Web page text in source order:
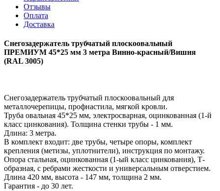
Отзывы
Оплата
Доставка
Снегозадержатель трубчатый плоскоовальный
ПРЕМИУМ 45*25 мм 3 метра Винно-красный/Вишня
(RAL 3005)
Снегозадержатель трубчатый плоскоовальный для
металлочерепицы, профнастила, мягкой кровли.
Труба овальная 45*25 мм, электросварная, оцинкованная (1-й
класс цинкования). Толщина стенки трубы - 1 мм.
Длина: 3 метра.
В комплект входит: две трубы, четыре опоры, комплект
крепления (метизы, уплотнители), инструкция по монтажу.
Опора стальная, оцинкованная (1-ый класс цинкования), Т-
образная, с ребрами жесткости и универсальным отверстием.
Длина 420 мм, высота - 147 мм, толщина 2 мм.
Гарантия - до 30 лет.